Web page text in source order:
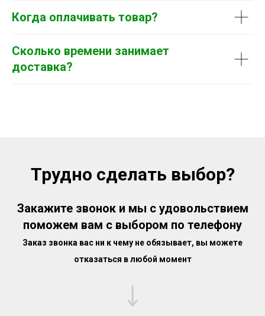
Когда оплачивать товар?
Сколько времени занимает
доставка?
Трудно сделать выбор?
Закажите звонок и мы с удовольствием
поможем вам с выбором по телефону
Заказ звонка вас ни к чему не обязывает, вы можете
отказаться в любой момент